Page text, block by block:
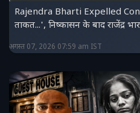
Rajendra Bharti Expelled
ताकत...', निष्कासन के बाद राजेंद्र
अगस्त 07, 2026 07:59 am IST